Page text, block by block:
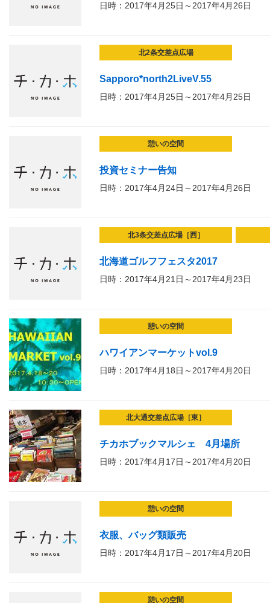
日時：2017年4月25日～2017年4月26日
北2条交差点広場
Sapporo*north2LiveV.55
日時：2017年4月25日～2017年4月25日
憩いの空間
投資セミナー告知
日時：2017年4月24日～2017年4月26日
北3条交差点広場［西］
北海道ゴルフフェスタ2017
日時：2017年4月21日～2017年4月23日
憩いの空間
ハワイアンマーケットvol.9
日時：2017年4月18日～2017年4月20日
北大通交差点広場［東］
チカホブックマルシェ 4月場所
日時：2017年4月17日～2017年4月20日
憩いの空間
衣服、バッグ類販売
日時：2017年4月17日～2017年4月20日
憩いの空間